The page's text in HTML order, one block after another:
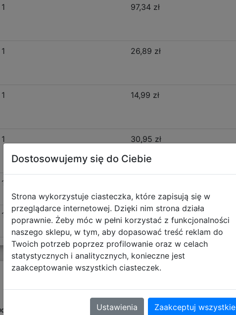
1 97,34 zł
1 26,89 zł
1 14,99 zł
1 30,95 zł
1
1 15,99 zł
Opis produktu
116
Dostosowujemy się do Ciebie
Strona wykorzystuje ciasteczka, które zapisują się w
przeglądarce internetowej. Dzięki nim strona działa
poprawnie. Żeby móc w pełni korzystać z funkcjonalności
naszego sklepu, w tym, aby dopasować treść reklam do
Twoich potrzeb poprzez profilowanie oraz w celach
statystycznych i analitycznych, konieczne jest
zaakceptowanie wszystkich ciasteczek.
Ustawienia Zaakceptuj wszystkie